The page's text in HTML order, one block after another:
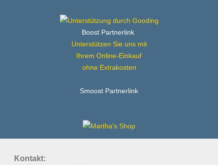
Boost Partnerlink
Unterstützen Sie uns mit
Ihrem Online-Einkauf
ohne Extrakosten
Smoost Partnerlink
Kontakt: